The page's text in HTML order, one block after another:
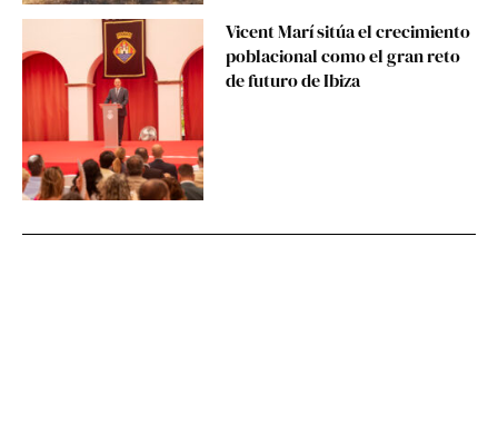
Vicent Marí sitúa el crecimiento
poblacional como el gran reto
de futuro de Ibiza